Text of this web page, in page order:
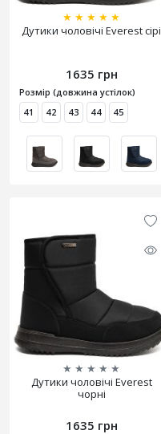
★ ★ ★ ★ ★
Дутики чоловічі Everest сірі
1635 грн
Розмір (довжина устілок)
41
42 43 44 45
★ ★ ★ ★ ★
Дутики чоловічі Everest
чорні
1635 грн